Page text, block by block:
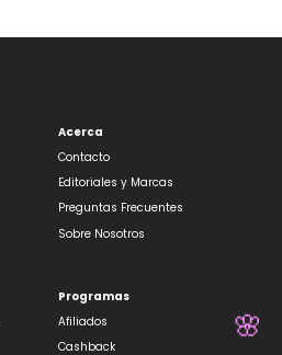
Acerca
Contacto
Editoriales y Marcas
Preguntas Frecuentes
Sobre Nosotros
Programas
Afiliados
Cashback